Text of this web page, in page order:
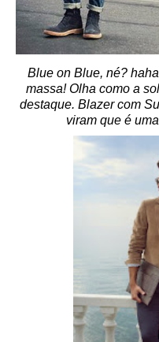
Blue on Blue, né?
massa! Olha como a
destaque. Blazer com
viram que é